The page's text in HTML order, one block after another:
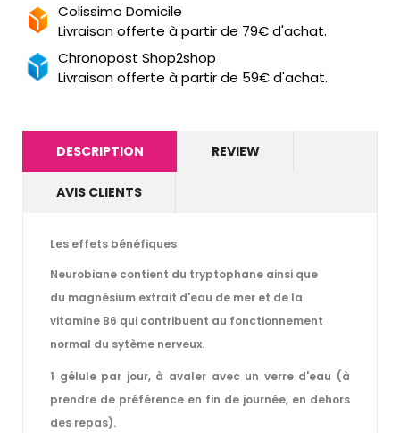
Colissimo Domicile
Livraison offerte à partir de 79€ d'achat.
Chronopost Shop2shop
Livraison offerte à partir de 59€ d'achat.
DESCRIPTION REVIEW
AVIS CLIENTS
Les effets bénéfiques
Neurobiane contient du tryptophane ainsi que
du magnésium extrait d'eau de mer et de la
vitamine B6 qui contribuent au fonctionnement
normal du sytème nerveux.
1 gélule par jour, à avaler avec un verre d'eau (à
prendre de préférence en fin de journée, en dehors
des repas).